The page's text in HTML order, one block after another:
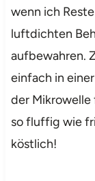
wenn ich
luftdichten
aufbewahren.
einfach in
der Mikrowelle
so fluffig wie
köstlich!